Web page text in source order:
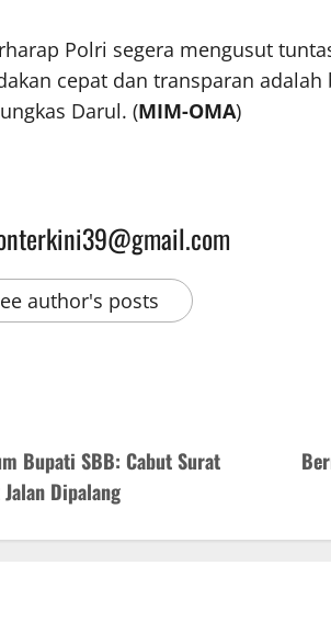
Polri segera mengusut
cepat dan transparan
Darul. (MIM-OMA)
author's posts
Bupati SBB: Cabut Surat
Dipalang